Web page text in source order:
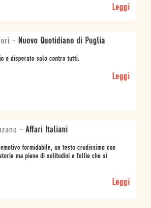
Leggi
- Nuovo Quotidiano di Puglia
e disperato solo contro tutti.
Leggi
- Affari Italiani
formidabile, un testo crudissimo con
ma piene di solitudini e follie che si
Leggi